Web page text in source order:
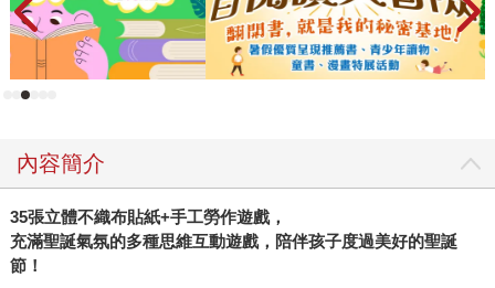
內容簡介
35張立體不織布貼紙+手工勞作遊戲，
充滿聖誕氣氛的多種思維互動遊戲，陪伴孩子度過美好的聖誕
節！